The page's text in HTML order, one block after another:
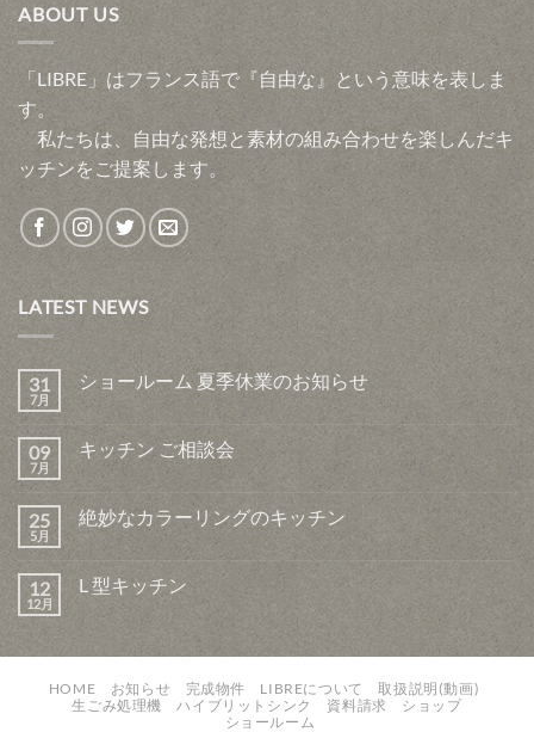
ABOUT US
「LIBRE」はフランス語で『自由な』という意味を表しま
す。
私たちは、自由な発想と素材の組み合わせを楽しんだキ
ッチンをご提案します。
LATEST NEWS
31
7月
ショールーム 夏季休業のお知らせ
09
7月
キッチン ご相談会
25
5月
絶妙なカラーリングのキッチン
12
12月
L 型キッチン
HOME お知らせ 完成物件 LIBREについて
取扱説明(動画)
生ごみ処理機
ハイブリットシンク 資料請求
ショップ
ショールーム